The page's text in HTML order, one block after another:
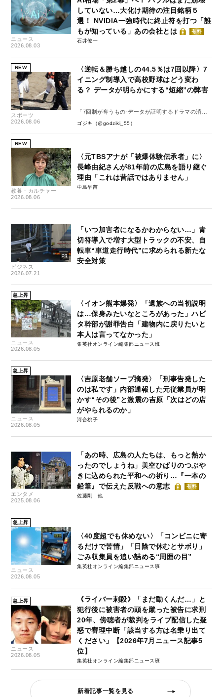
ニュース
2026.08.03
していない…大化け期待の注目銘柄５
選！ NVIDIA一強時代に終止符を打つ「誰
もが知っている」あの会社とは
有料
石井僚一
NEW
スポーツ
2026.08.06
〈逆転＆勝ち越しの44.5％は7回以降〉7
イニング制導入で高校野球はどう変わ
る？ データが明らかにする“短縮”の弊害
「7回制が奪うもの-データが証明するドラマの消
失-」
ゴジキ（@godziki_55）
NEW
教養・カルチャー
2026.08.06
〈元TBSアナが「被爆体験伝承者」に〉
長峰由紀さんが81年前の広島を語り継ぐ
理由「これは昔話ではありません」
中島早苗
ビジネス
2026.07.21
「いつ加害者になるかわからない…」青
切符導入で増す大型トラックの不安、自
転車“車道走行時代”に求められる新たな
安全対策
急上昇
ニュース
2026.08.05
〈イオン熊本爆発〉「遺族への当初説明
は…保身みたいなところがあった」ハビ
タ幹部が謝罪告白「建物内に戻りたいと
本人は言ってなかった」
集英社オンライン編集部ニュース班
急上昇
ニュース
2026.08.05
〈吉原老舗ソープ摘発〉「刑事告発した
のは私です」内部通報した元従業員が明
かす“その後”と激震の吉原「次はどの店
がやられるのか」
河合桃子
エンタメ
2025.08.06
「あの時、広島の人たちは、もっと熱か
ったのでしょうね」美空ひばりのつぶや
きに込められた平和への祈り…『一本の
鉛筆』で伝えた反戦への意志
有料
佐藤剛
急上昇
ニュース
2026.08.05
〈40度超でも休めない〉「コンビニに寄
るだけで苦情」「日陰で休むとサボり」
ごみ収集員を追い詰める“周囲の目”
集英社オンライン編集部ニュース班
急上昇
ニュース
2026.08.05
《ライバー刺殺》「まだ動くんだ…」と
犯行後に被害者の頭を蹴った被告に求刑
20年、傍聴者が裁判をライブ配信した疑
惑で審理中断「該当する方は名乗り出て
ください」【2026年7月ニュース記事5
位】
集英社オンライン編集部ニュース班
新着記事一覧を見る